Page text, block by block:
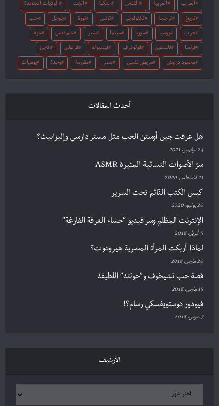
العرب العربية القدس النكبة الهند الولايات المتحدة
تاريخ ترجمة تكنولوجيا تونس ثورة جوجل حب
حرب روسيا سوريا سينما شعر علم نفس غزة
فرنسا فلسطين فوتوغرافيا فيسبوك قرطاس لاجئ
محمود درويش مريض نفسي مصر مقاومة وحدة يوميات
أحدث المقالات
هل عرفت جين أوستن الحب مثل مستر دارسي وإليزابيث؟
24 نوفمبر، 2021
سرّ الأصوات النسائية المثيرة ASMR
11 أغسطس، 2020
كيس الكتب النّائم تحت السرير
20 يوليو، 2020
الإنترنت المظلم وسر فيديو “حساء الغرفة الفارغة”
5 أبريل، 2018
لماذا أربكت المرأة المصرية هيرودوت؟
20 مارس، 2018
قصة حب تشيخوف و”حوتته” اللطيفة
15 مارس، 2018
فيودور دوستويفسكي رسام؟!
7 مارس، 2018
الأرشيف